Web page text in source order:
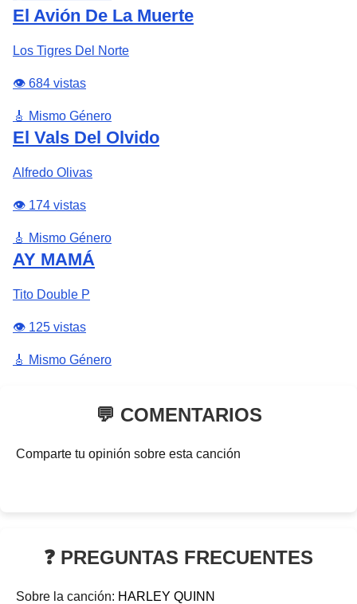
El Avión De La Muerte
Los Tigres Del Norte
👁️ 684 vistas
🎸 Mismo Género
El Vals Del Olvido
Alfredo Olivas
👁️ 174 vistas
🎸 Mismo Género
AY MAMÁ
Tito Double P
👁️ 125 vistas
🎸 Mismo Género
💬 COMENTARIOS
Comparte tu opinión sobre esta canción
❓ PREGUNTAS FRECUENTES
Sobre la canción: HARLEY QUINN